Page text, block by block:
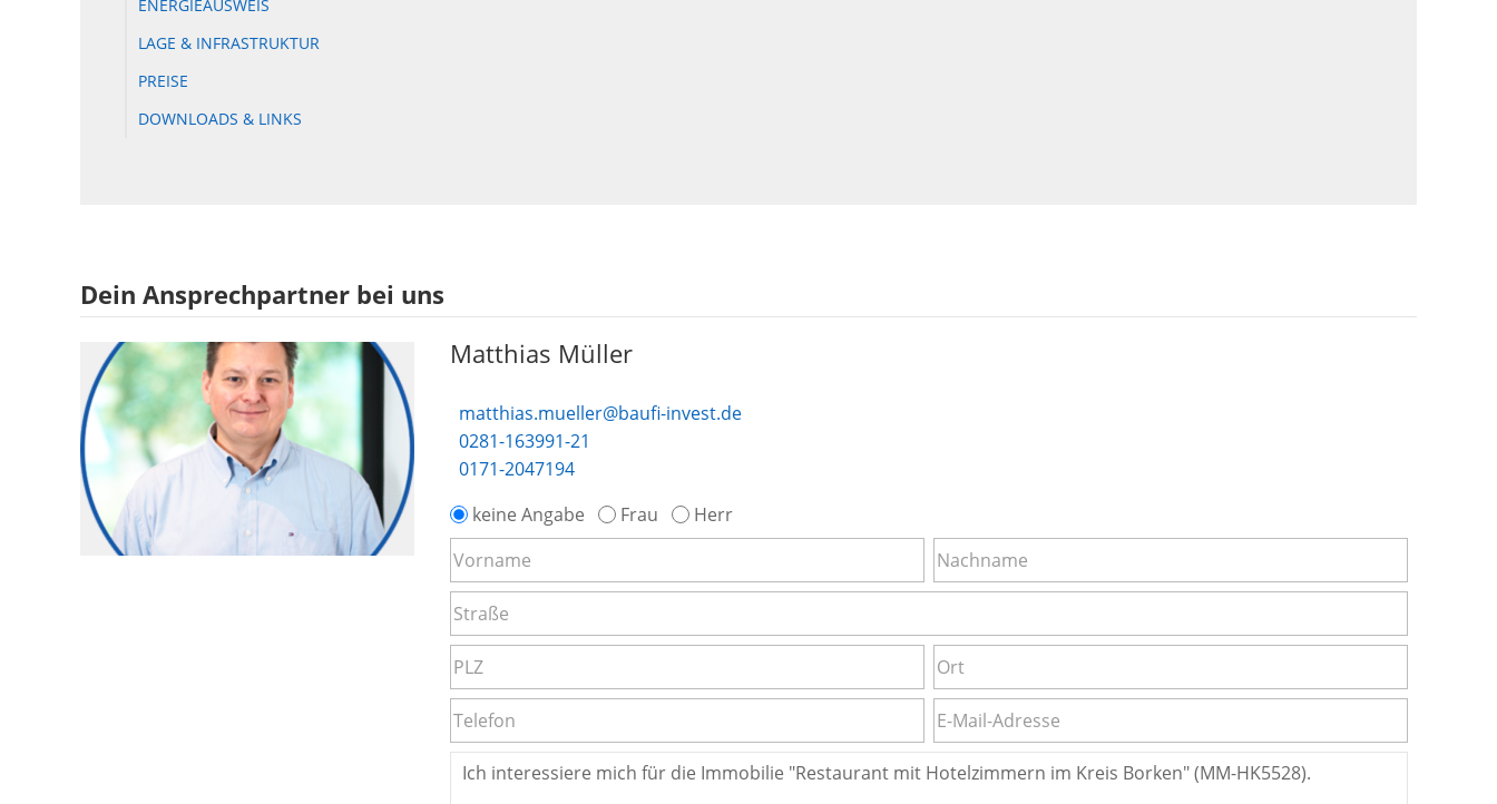
ENERGIEAUSWEIS
LAGE & INFRASTRUKTUR
PREISE
DOWNLOADS & LINKS
Dein Ansprechpartner bei uns
Matthias Müller
matthias.mueller@baufi-invest.de
0281-163991-21
0171-2047194
keine Angabe
Frau Herr